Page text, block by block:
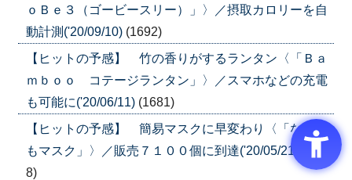
ｏＢｅ３（ゴービースリー）」〉／摂取カロリーを自
動計測('20/09/10) (1692)
【ヒットの予感】 竹の香りがするランタン〈「Ｂａ
ｍｂｏｏ コテージランタン」〉／スマホなどの充電
も可能に('20/06/11) (1681)
【ヒットの予感】 簡易マスクに早変わり〈「なんで
もマスク」〉／販売７１００個に到達('20/05/21)
(167
8)